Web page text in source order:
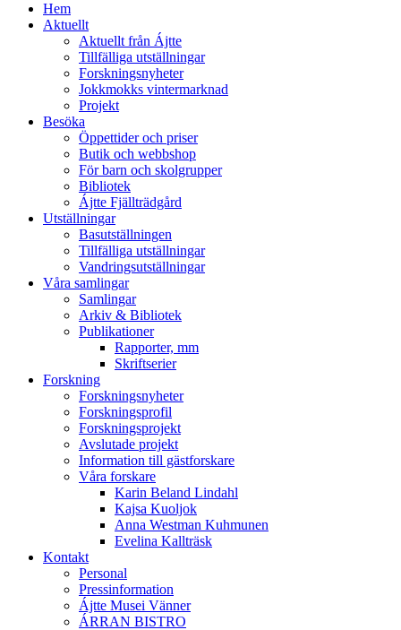
Hem
Aktuellt
Aktuellt från Ájtte
Tillfälliga utställningar
Forskningsnyheter
Jokkmokks vintermarknad
Projekt
Besöka
Öppettider och priser
Butik och webbshop
För barn och skolgrupper
Bibliotek
Ájtte Fjällträdgård
Utställningar
Basutställningen
Tillfälliga utställningar
Vandringsutställningar
Våra samlingar
Samlingar
Arkiv & Bibliotek
Publikationer
Rapporter, mm
Skriftserier
Forskning
Forskningsnyheter
Forskningsprofil
Forskningsprojekt
Avslutade projekt
Information till gästforskare
Våra forskare
Karin Beland Lindahl
Kajsa Kuoljok
Anna Westman Kuhmunen
Evelina Kallträsk
Kontakt
Personal
Pressinformation
Ájtte Musei Vänner
ÁRRAN BISTRO